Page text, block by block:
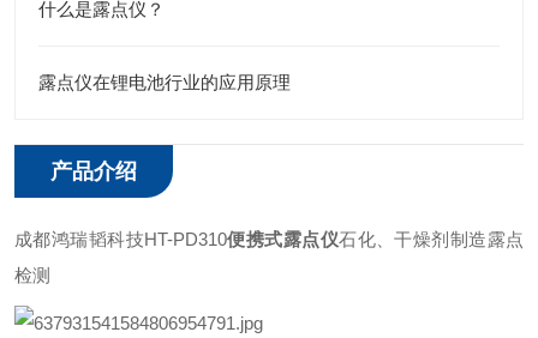
什么是露点仪？
露点仪在锂电池行业的应用原理
产品介绍
成都鸿瑞韬科技HT-PD310便携式露点仪石化、干燥剂制造露点
检测